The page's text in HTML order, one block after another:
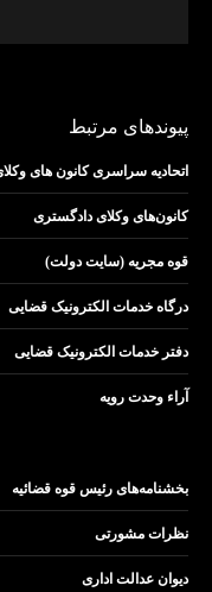
پیوندهای مرتبط
اتحادیه سراسری کانون های
کانون‌های وکلای دادگستری
قوه مجریه (سایت دولت)
درگاه خدمات الکترونیک قضایی
دفتر خدمات الکترونیک قضایی
آراء وحدت رویه
بخشنامه‌های رئیس قوه قضائیه
نظرات مشورتی
دیوان عدالت اداری